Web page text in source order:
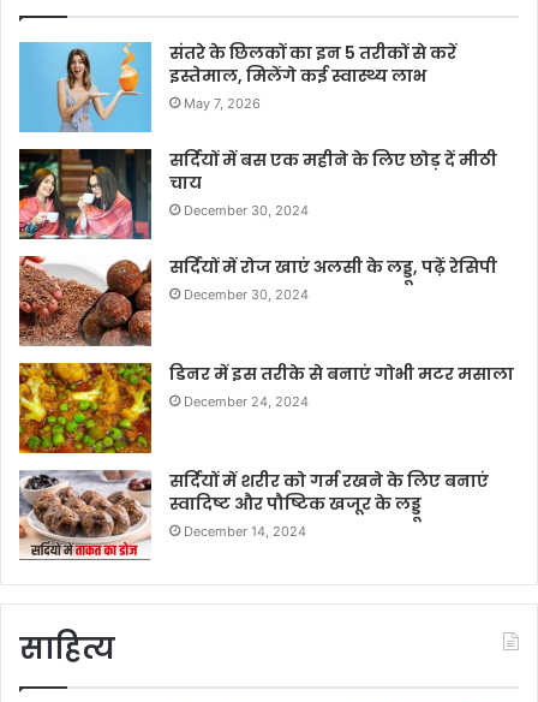
संतरे के छिलकों का इन 5 तरीकों से करें
इस्तेमाल, मिलेंगे कई स्वास्थ्य लाभ
May 7, 2026
सर्दियों में बस एक महीने के लिए छोड़ दें मीठी
चाय
December 30, 2024
सर्दियों में रोज खाएं अलसी के लड्डू, पढ़ें रेसिपी
December 30, 2024
डिनर में इस तरीके से बनाएं गोभी मटर मसाला
December 24, 2024
सर्दियों में शरीर को गर्म रखने के लिए बनाएं
स्वादिष्ट और पौष्टिक खजूर के लड्डू
December 14, 2024
साहित्य